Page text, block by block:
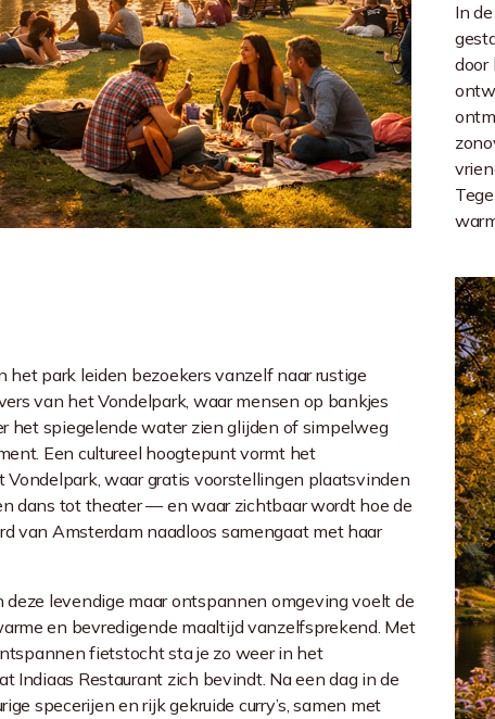
In
door
het park leiden bezoekers vanzelf naar rustige
van het Vondelpark, waar mensen op bankjes
het spiegelende water zien glijden of simpelweg
Een cultureel hoogtepunt vormt het
waar gratis voorstellingen plaatsvinden
dans tot theater — en waar zichtbaar wordt hoe de
van Amsterdam naadloos samengaat met haar
deze levendige maar ontspannen omgeving voelt de
en bevredigende maaltijd vanzelfsprekend. Met
fietstocht sta je zo weer in het
Indiaas Restaurant zich bevindt. Na een dag in de
specerijen en rijk gekruide curry’s, samen met